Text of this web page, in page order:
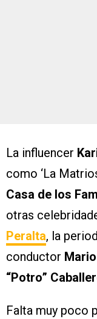
La influencer
como ‘La
Casa de los
otras
Peralta, la
conductor
“Potro”
Falta muy poco